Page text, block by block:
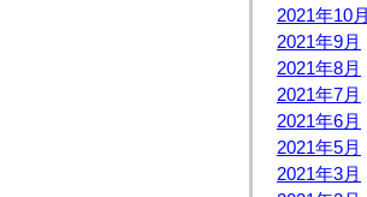
2021年10月
2021年9月
2021年8月
2021年7月
2021年6月
2021年5月
2021年3月